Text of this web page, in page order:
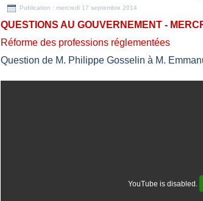
Publication : mercredi 17 septembre 2014
QUESTIONS AU GOUVERNEMENT -
Réforme des professions réglementées
Question de M. Philippe Gosselin à M.
YouTube is disabled.